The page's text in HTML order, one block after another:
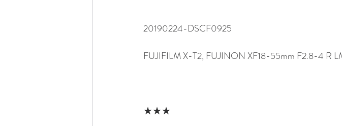
20190224-DSCF0925
FUJIFILM X-T2, FUJINON XF18-55mm F2.8-4 R
★★★